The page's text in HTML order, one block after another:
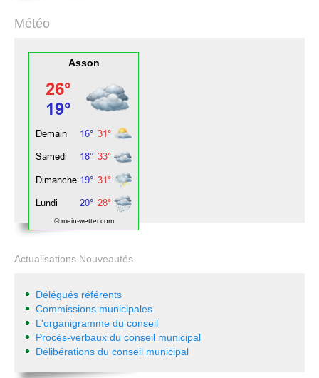
Météo
Asson
© mein-wetter.com
Actualisations Nouveautés
Délégués référents
Commissions municipales
L'organigramme du conseil
Procès-verbaux du conseil municipal
Délibérations du conseil municipal